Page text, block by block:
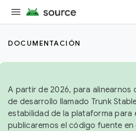
DOCUMENTACIÓN
A partir de 2026, para alinearnos
de desarrollo llamado Trunk
estabilidad de la plataforma para
publicaremos el código fuente en